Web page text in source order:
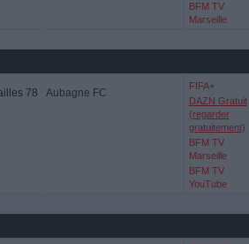
BFM TV
Marseille
78 Aubagne FC
FIFA+
DAZN Gratuit
(regarder
gratuitement)
BFM TV
Marseille
BFM TV
YouTube